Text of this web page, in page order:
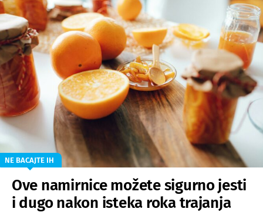
NE BACAJTE IH
Ove namirnice možete sigurno jesti
i dugo nakon isteka roka trajanja